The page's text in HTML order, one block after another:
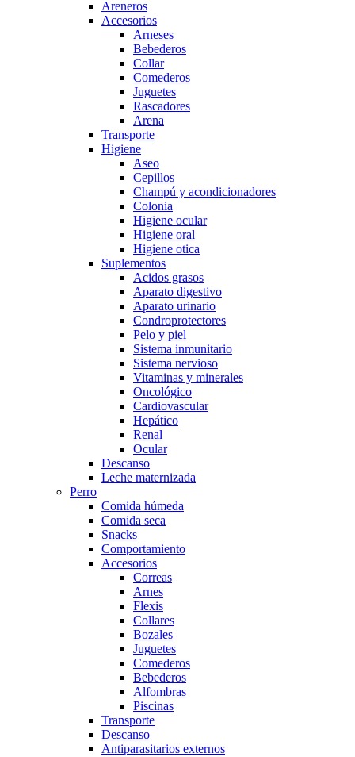
Areneros
Accesorios
Arneses
Bebederos
Collar
Comederos
Juguetes
Rascadores
Arena
Transporte
Higiene
Aseo
Cepillos
Champú y acondicionadores
Colonia
Higiene ocular
Higiene oral
Higiene otica
Suplementos
Acidos grasos
Aparato digestivo
Aparato urinario
Condroprotectores
Pelo y piel
Sistema inmunitario
Sistema nervioso
Vitaminas y minerales
Oncológico
Cardiovascular
Hepático
Renal
Ocular
Descanso
Leche maternizada
Perro
Comida húmeda
Comida seca
Snacks
Comportamiento
Accesorios
Correas
Arnes
Flexis
Collares
Bozales
Juguetes
Comederos
Bebederos
Alfombras
Piscinas
Transporte
Descanso
Antiparasitarios externos